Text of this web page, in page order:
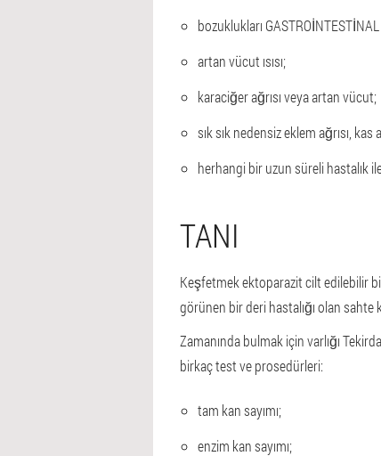
bozuklukları
artan vücut ısısı;
karaciğer ağrısı veya artan vücut;
sık sık nedensiz eklem ağrısı, kas
herhangi bir uzun süreli hastalık
TANI
Keşfetmek ektoparazit cilt edilebilir
görünen bir deri hastalığı olan sahte
Zamanında bulmak için varlığı
birkaç test ve prosedürleri:
tam kan sayımı;
enzim kan sayımı;